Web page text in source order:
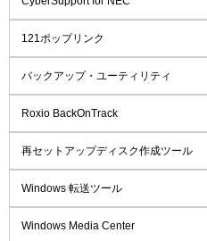
121ポップリンク
バックアップ・ユーティリティ
Roxio BackOnTrack
再セットアップディスク作成ツール
Windows 転送ツール
Windows Media Center